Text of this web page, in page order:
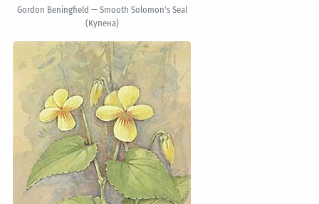
Gordon Beningfield — Smooth Solomon's Seal
(Купена)